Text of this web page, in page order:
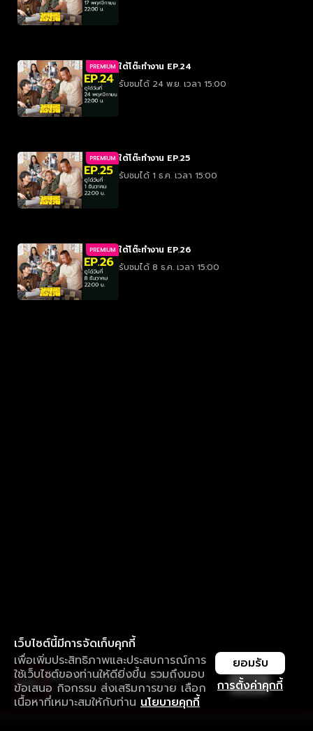
PREMIUM ใต้โต๊ะทำงาน EP.24
รับชมได้ 24 พ.ย. เวลา 15:00
PREMIUM ใต้โต๊ะทำงาน EP.25
รับชมได้ 1 ธ.ค. เวลา 15:00
PREMIUM ใต้โต๊ะทำงาน EP.26
รับชมได้ 8 ธ.ค. เวลา 15:00
เว็บไซต์นี้มีการจัดเก็บคุกกี้
เพื่อเพิ่มประสิทธิภาพและประสบการณ์การ
ใช้เว็บไซต์ของท่านให้ดียิ่งขึ้น รวมถึงมอบ
ข้อเสนอ กิจกรรม ส่งเสริมการขาย เลือก
เนื้อหาที่เหมาะสมให้กับท่าน นโยบายคุกกี้
การตั้งค่าคุกกี้
ยอมรับ
ใช้งานแอป ลื่นไหลกว่า ไม่มีสะดุด
ดาวน์โหลดแอปเพื่อการรับชมที่ดีกว่า เปิด